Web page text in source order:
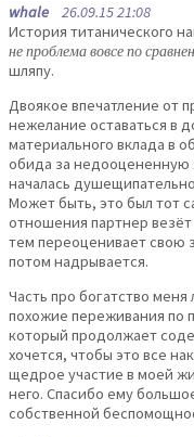
whale 26.09.15 21:08
История титанического
не проблема вовсе по
шляпу.
Двоякое впечатление от
нежелание оставаться в
материального вклада в
обида за недооцененную
началась
Может быть, это был тот
отношения партнер
тем переоценивает свою
потом надрывается.
Часть про богатство меня
похожие переживания по
который продолжает
хочется, чтобы это все
щедрое участие в моей
него. Спасибо ему
собственной